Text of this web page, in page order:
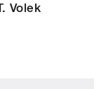
Volek